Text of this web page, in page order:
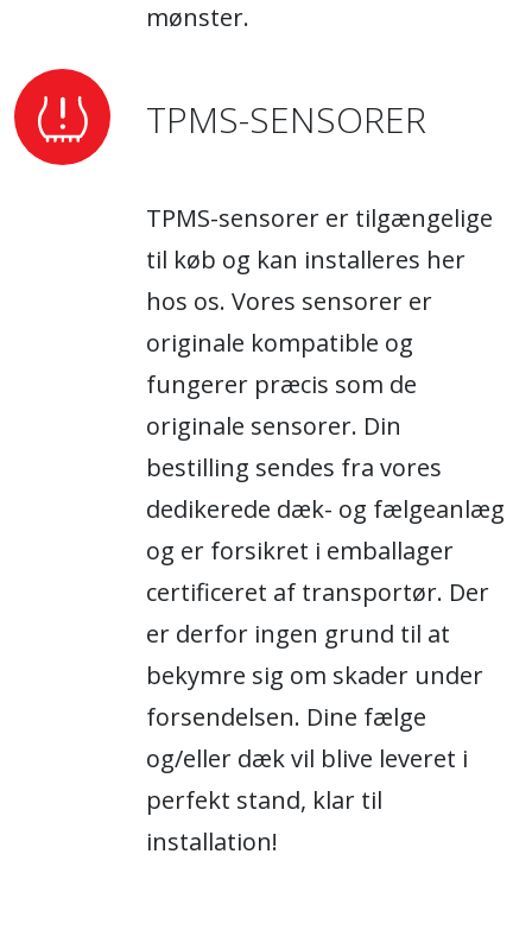
mønster.
TPMS-SENSORER
TPMS-sensorer er tilgængelige
til køb og kan installeres her
hos os. Vores sensorer er
originale kompatible og
fungerer præcis som de
originale sensorer. Din
bestilling sendes fra vores
dedikerede dæk- og fælgeanlæg
og er forsikret i emballager
certificeret af transportør. Der
er derfor ingen grund til at
bekymre sig om skader under
forsendelsen. Dine fælge
og/eller dæk vil blive leveret i
perfekt stand, klar til
installation!